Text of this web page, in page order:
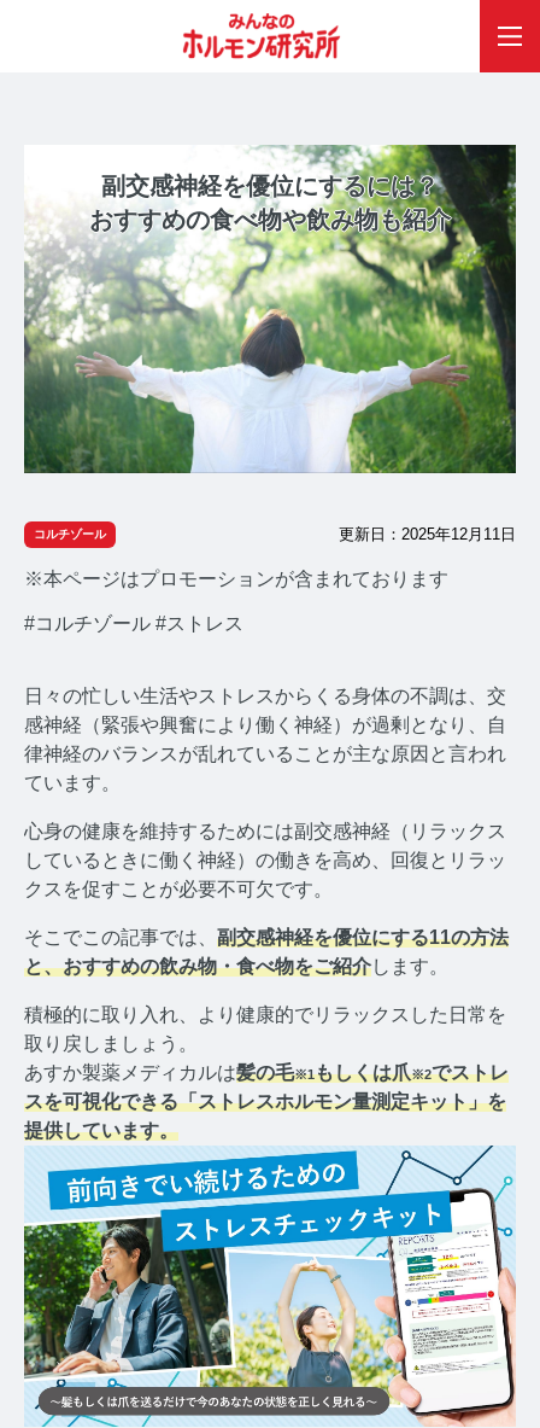
みんなのホルモン研究所 TOP
メディアコンセプト
AGAコラム TOP
テストステロンコラム TOP
コルチゾール
コルチゾールコラム TOP
PMS
PMSコラム TOP
更年期
更年期コラム TOP
ネコの健康
ネコの健康コラム TOP
副交感神経を優位にするには？
おすすめの食べ物や飲み物も紹介
コルチゾール 更新日：2025年12月11日
※本ページはプロモーションが含まれております
#コルチゾール #ストレス
日々の忙しい生活やストレスからくる身体の不調は、交
感神経（緊張や興奮により働く神経）が過剰となり、自
律神経のバランスが乱れていることが主な原因と言われ
ています。
心身の健康を維持するためには副交感神経（リラックス
しているときに働く神経）の働きを高め、回復とリラッ
クスを促すことが必要不可欠です。
そこでこの記事では、 副交感神経を優位にする11の方法
と、おすすめの飲み物・食べ物をご紹介します。
積極的に取り入れ、より健康的でリラックスした日常を
取り戻しましょう。
あすか製薬メディカルは髪の毛※1もしくは爪※2でストレ
スを可視化できる「ストレスホルモン量測定キット」を
提供しています。